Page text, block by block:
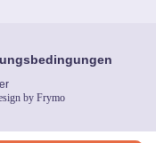
by Frymo